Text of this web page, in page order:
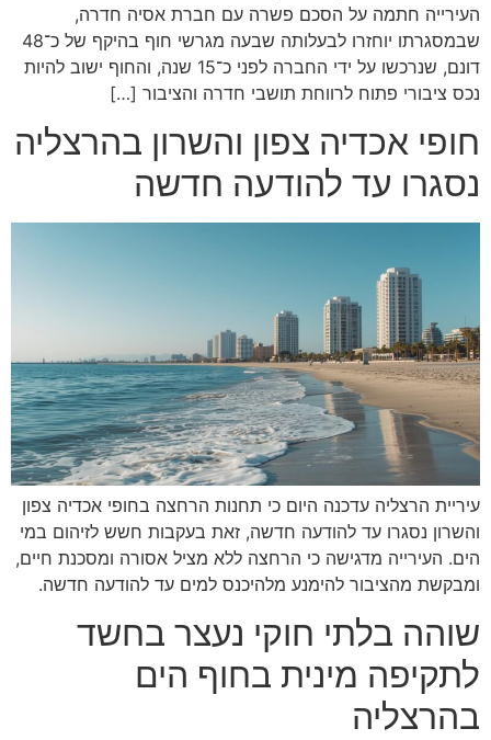
העירייה חתמה על הסכם פשרה עם חברת אסיה חדרה,
שבמסגרתו יוחזרו לבעלותה שבעה מגרשי חוף בהיקף של כ־48
דונם, שנרכשו על ידי החברה לפני כ־15 שנה, והחוף ישוב להיות
נכס ציבורי פתוח לרווחת תושבי חדרה והציבור […]
חופי אכדיה צפון והשרון בהרצליה
נסגרו עד להודעה חדשה
עיריית הרצליה עדכנה היום כי תחנות הרחצה בחופי אכדיה צפון
והשרון נסגרו עד להודעה חדשה, זאת בעקבות חשש לזיהום במי
הים. העירייה מדגישה כי הרחצה ללא מציל אסורה ומסכנת חיים,
ומבקשת מהציבור להימנע מלהיכנס למים עד להודעה חדשה.
שוהה בלתי חוקי נעצר בחשד
לתקיפה מינית בחוף הים
בהרצליה